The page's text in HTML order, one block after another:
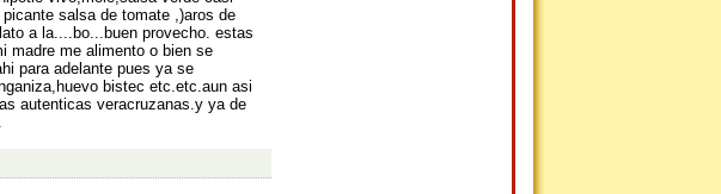
salsa de tomate ,)aros de
a la....bo...buen provecho. estas
madre me alimento o bien se
para adelante pues ya se
bistec etc.etc.aun asi
autenticas veracruzanas.y ya de